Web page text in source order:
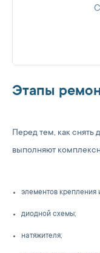
Этапы
Перед тем, как снять
выполняют
элементов крепления
диодной схемы;
натяжителя;